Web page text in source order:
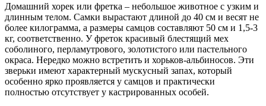
Домашний хорек или фретка – небольшое животное с узким и
длинным телом. Самки вырастают длиной до 40 см и весят не
более килограмма, а размеры самцов составляют 50 см и 1,5-3
кг, соответственно. У фреток красивый блестящий мех
соболиного, перламутрового, золотистого или пастельного
окраса. Нередко можно встретить и хорьков-альбиносов. Эти
зверьки имеют характерный мускусный запах, который
особенно ярко проявляется у самцов и практически
полностью отсутствует у кастрированных особей.